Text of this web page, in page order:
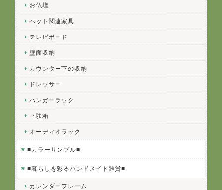
お仏壇
ペット関連家具
テレビボード
壁面収納
カウンター下の収納
ドレッサー
ハンガーラック
下駄箱
オーディオラック
■カラーサンプル■
■暮らしを彩るハンドメイド雑貨■
カレンダーフレーム